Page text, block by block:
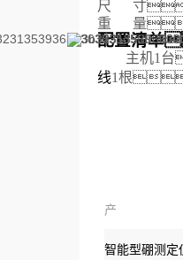
尺 寸
重 量
配置清单
主机1
线1根
产
品：